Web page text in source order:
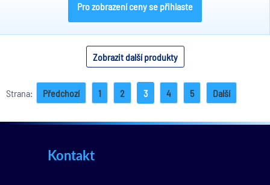
Pro zobrazení ceny se přihlaste
Zobrazit další produkty
Strana: Předchozí 1 2 3 4 5 Další
Kontakt